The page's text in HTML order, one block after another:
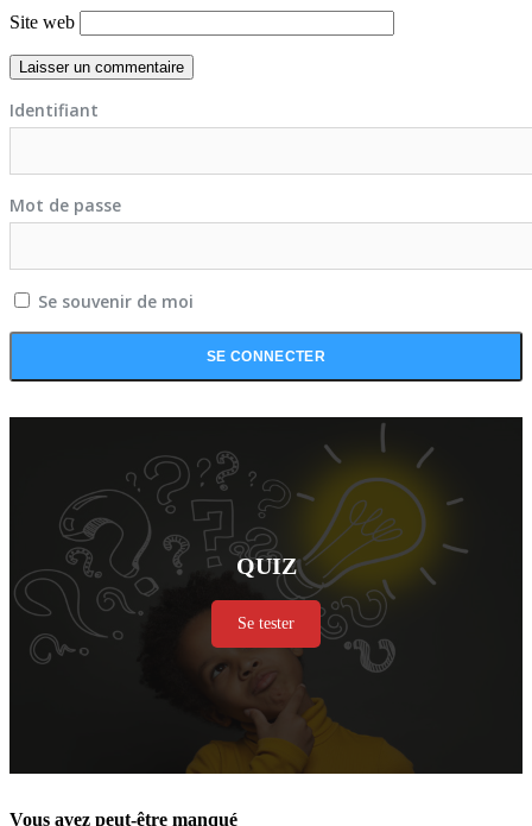
Site web
Identifiant
Mot de passe
Se souvenir de moi
QUIZ
Se tester
Vous avez peut-être manqué